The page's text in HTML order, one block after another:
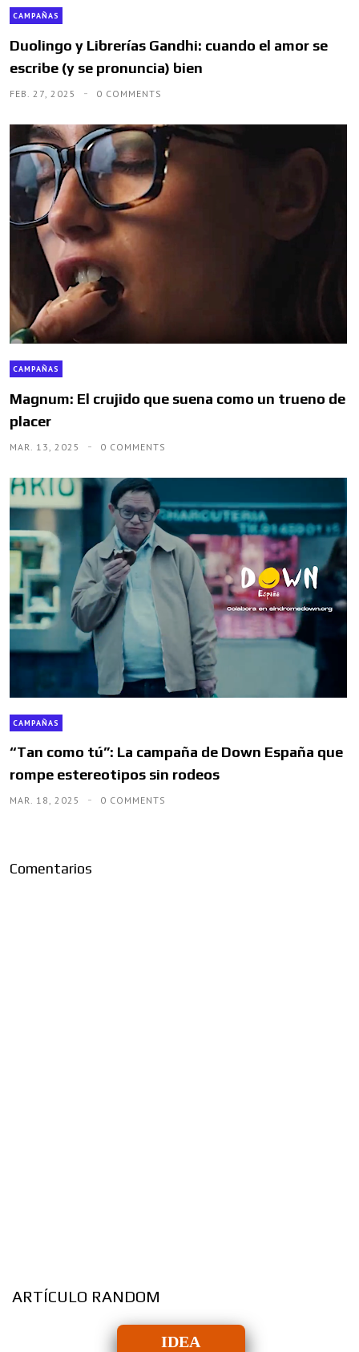
CAMPAÑAS
Duolingo y Librerías Gandhi: cuando el amor se
escribe (y se pronuncia) bien
FEB. 27, 2025 0 COMMENTS
CAMPAÑAS
Magnum: El crujido que suena como un trueno de
placer
MAR. 13, 2025 0 COMMENTS
CAMPAÑAS
“Tan como tú”: La campaña de Down España que
rompe estereotipos sin rodeos
MAR. 18, 2025 0 COMMENTS
Comentarios
ARTÍCULO RANDOM
IDEA